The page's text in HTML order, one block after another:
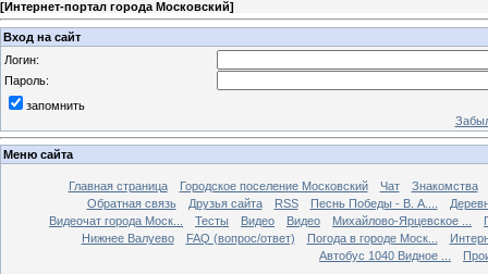
[Интернет-портал города Московский]
Вход на сайт
Логин:
Пароль:
запомнить
Меню сайта
Главная страница Городское поселение Московский Чат
Знакомства
Обратная связь
Друзья сайта RSS Песнь Победы - В. А....
Видеочат города Моск...
Тесты Видео Видео Михайлово-Ярцевское ...
Нижнее Валуево
FAQ (вопрос/ответ) Погода в городе Моск...
Автобус 1040 Видное ...